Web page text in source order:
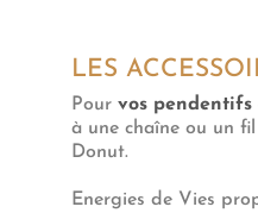
LES
Pour vos pendentifs
à une chaîne ou un
Donut.
Energies de Vies